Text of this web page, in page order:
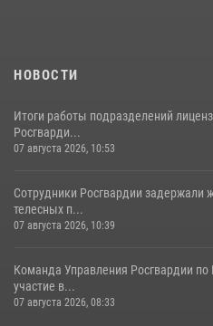
НОВОСТИ
Итоги работы подразделений
Росгварди...
07 августа 2026, 10:53
Сотрудники Росгвардии задержали
телесных п...
07 августа 2026, 10:39
Команда Управления Росгвардии
участие в...
07 августа 2026, 08:33